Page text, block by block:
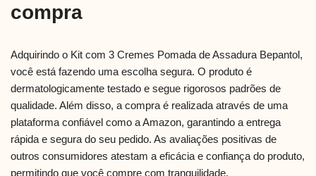
compra
Adquirindo o Kit com 3 Cremes Pomada de Assadura Bepantol,
você está fazendo uma escolha segura. O produto é
dermatologicamente testado e segue rigorosos padrões de
qualidade. Além disso, a compra é realizada através de uma
plataforma confiável como a Amazon, garantindo a entrega
rápida e segura do seu pedido. As avaliações positivas de
outros consumidores atestam a eficácia e confiança do produto,
permitindo que você compre com tranquilidade.